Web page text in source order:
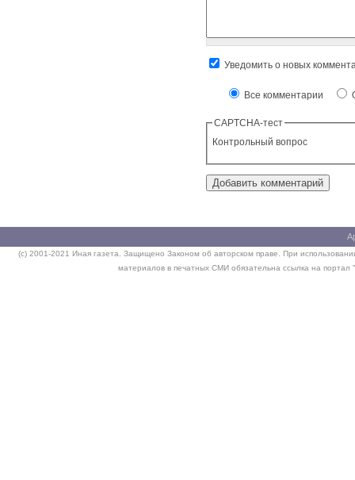
Уведомить о новых
Все комментарии
CAPTCHA-тест
Контрольный вопрос
(c) 2001-2021 Иная газета. Защищено Законом об авторском праве. При
материалов в печатных СМИ обязательна ссылка на